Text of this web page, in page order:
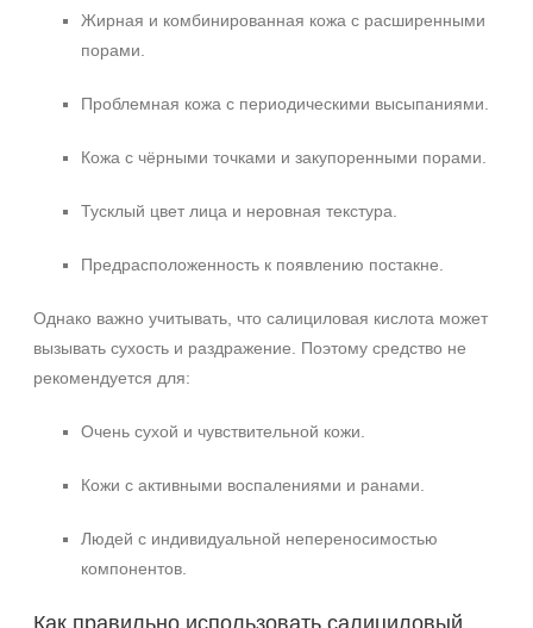
Жирная и комбинированная кожа с расширенными
порами.
Проблемная кожа с периодическими высыпаниями.
Кожа с чёрными точками и закупоренными порами.
Тусклый цвет лица и неровная текстура.
Предрасположенность к появлению постакне.
Однако важно учитывать, что салициловая кислота может
вызывать сухость и раздражение. Поэтому средство не
рекомендуется для:
Очень сухой и чувствительной кожи.
Кожи с активными воспалениями и ранами.
Людей с индивидуальной непереносимостью
компонентов.
Как правильно использовать салициловый